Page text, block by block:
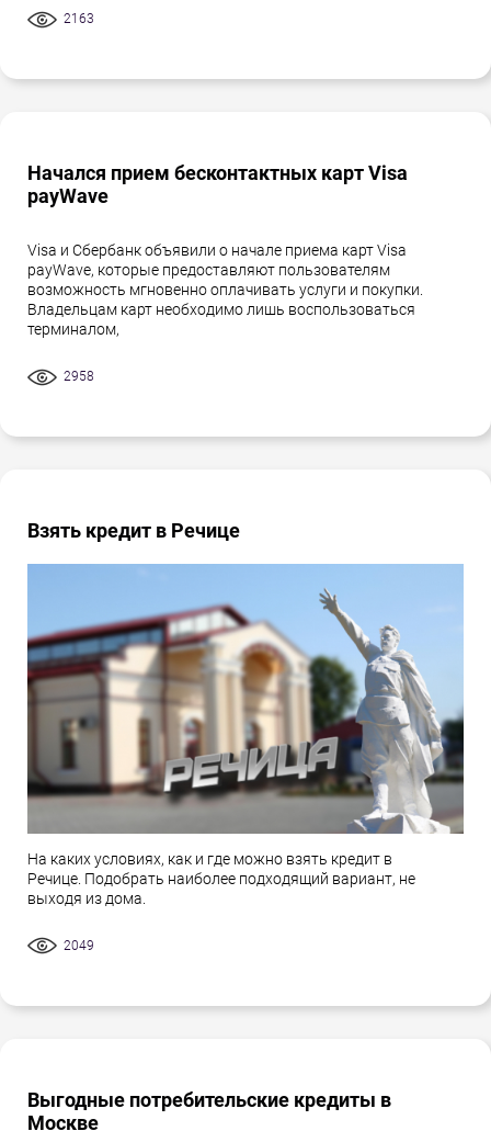
2163
Начался прием бесконтактных карт Visa
payWave
Visa и Сбербанк объявили о начале приема карт Visa
payWave, которые предоставляют пользователям
возможность мгновенно оплачивать услуги и покупки.
Владельцам карт необходимо лишь воспользоваться
терминалом,
2958
Взять кредит в Речице
На каких условиях, как и где можно взять кредит в
Речице. Подобрать наиболее подходящий вариант, не
выходя из дома.
2049
Выгодные потребительские кредиты в
Москве